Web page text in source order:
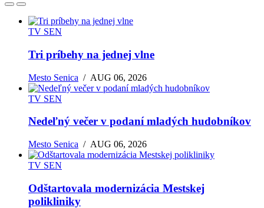
TV SEN
Tri príbehy na jednej vlne
Mesto Senica /AUG 06, 2026
TV SEN
Nedeľný večer v podaní mladých hudobníkov
Mesto Senica /AUG 06, 2026
TV SEN
Odštartovala modernizácia Mestskej
polikliniky